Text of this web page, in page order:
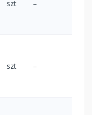
szt –
szt –